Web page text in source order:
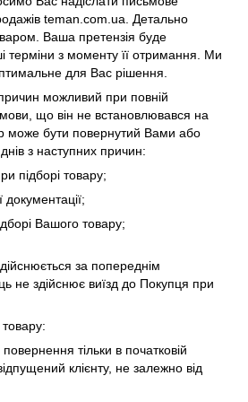
teman.com.ua. Детально
Ваша претензія буде
терміни з моменту її отримання. Ми
для Вас рішення.
можливий при повній
що він не встановлювався на
може бути повернутий Вами або
з наступних причин:
підборі товару;
документації;
Вашого товару;
за попереднім
не здійснює виїзд до Покупця при
тільки в початковій
клієнту, не залежно від